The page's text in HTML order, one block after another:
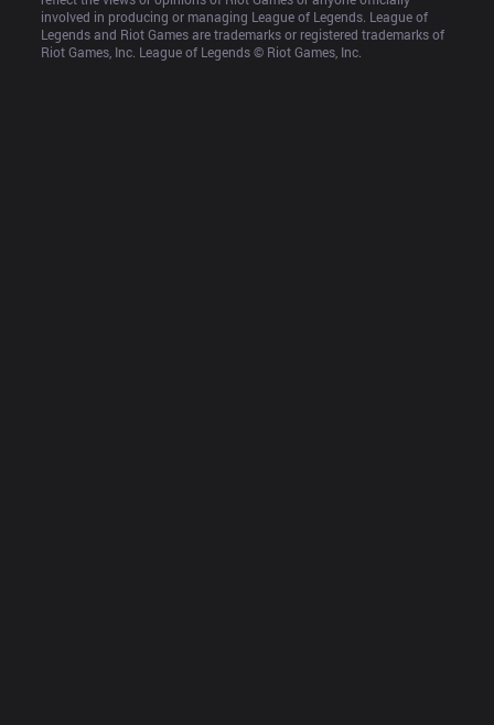
involved in producing or managing League of Legends. League of
Legends and Riot Games are trademarks or registered trademarks of
Riot Games, Inc. League of Legends © Riot Games, Inc.